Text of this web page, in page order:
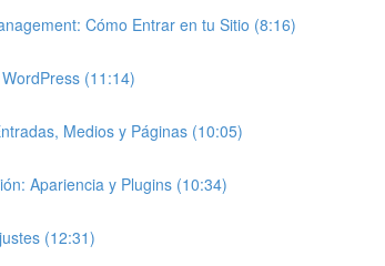
Cómo Entrar en tu Sitio (8:16)
(11:14)
Medios y Páginas (10:05)
Apariencia y Plugins (10:34)
(12:31)